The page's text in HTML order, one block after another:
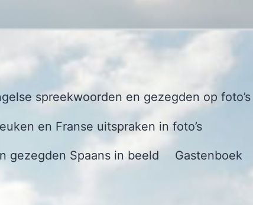
spreekwoorden en gezegden op foto’s
en Franse uitspraken in foto’s
gezegden Spaans in beeld Gastenboek